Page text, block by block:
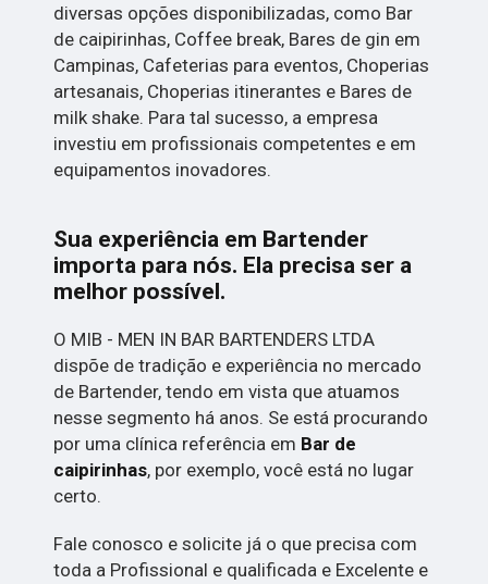
diversas opções disponibilizadas, como Bar
de caipirinhas, Coffee break, Bares de gin em
Campinas, Cafeterias para eventos, Choperias
artesanais, Choperias itinerantes e Bares de
milk shake. Para tal sucesso, a empresa
investiu em profissionais competentes e em
equipamentos inovadores.
Sua experiência em Bartender
importa para nós. Ela precisa ser a
melhor possível.
O MIB - MEN IN BAR BARTENDERS LTDA
dispõe de tradição e experiência no mercado
de Bartender, tendo em vista que atuamos
nesse segmento há anos. Se está procurando
por uma clínica referência em Bar de
caipirinhas, por exemplo, você está no lugar
certo.
Fale conosco e solicite já o que precisa com
toda a Profissional e qualificada e Excelente e